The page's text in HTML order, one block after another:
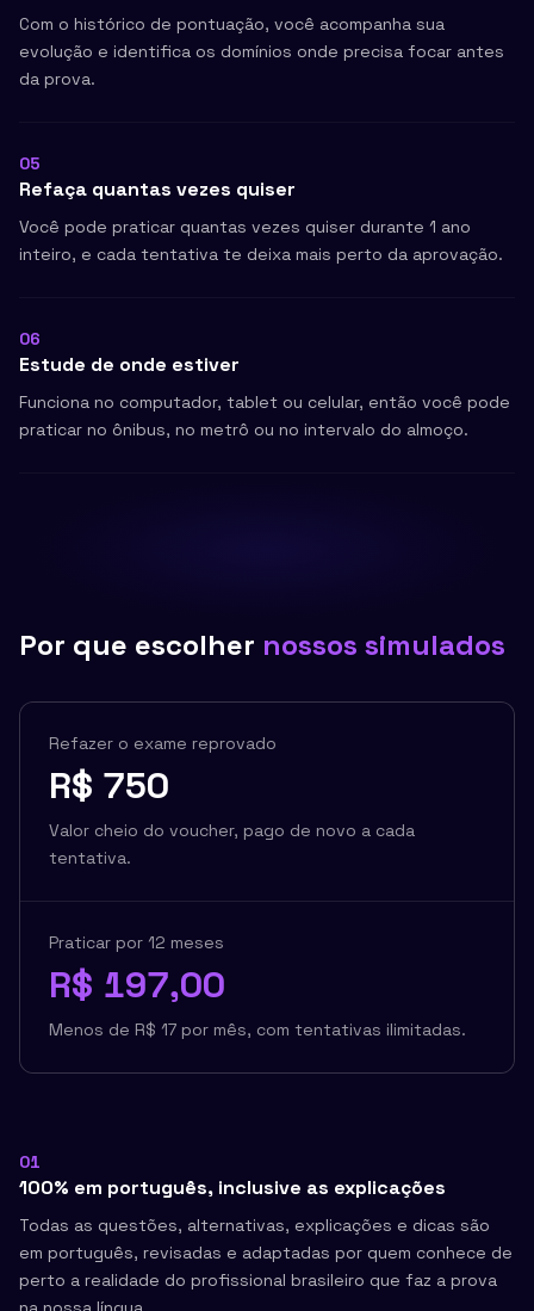
Com o histórico de pontuação, você acompanha sua
evolução e identifica os domínios onde precisa focar antes
da prova.
05
Refaça quantas vezes quiser
Você pode praticar quantas vezes quiser durante 1 ano
inteiro, e cada tentativa te deixa mais perto da aprovação.
06
Estude de onde estiver
Funciona no computador, tablet ou celular, então você pode
praticar no ônibus, no metrô ou no intervalo do almoço.
Por que escolher nossos simulados
Refazer o exame reprovado
R$ 750
Valor cheio do voucher, pago de novo a cada
tentativa.
Praticar por 12 meses
R$ 197,00
Menos de R$ 17 por mês, com tentativas ilimitadas.
01
100% em português, inclusive as explicações
Todas as questões, alternativas, explicações e dicas são
em português, revisadas e adaptadas por quem conhece de
perto a realidade do profissional brasileiro que faz a prova